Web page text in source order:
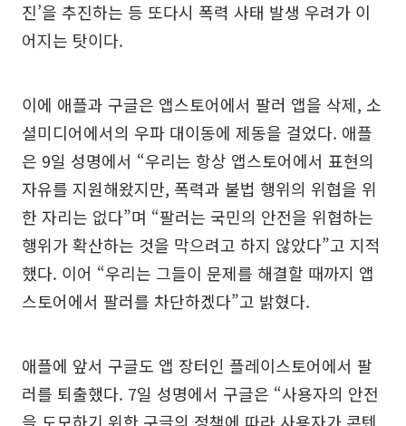
진’을 추진하는 등 또다시 폭력 사태 발생 우려가 이
어지는 탓이다.
이에 애플과 구글은 앱스토어에서 팔러 앱을 삭제, 소
셜미디어에서의 우파 대이동에 제동을 걸었다. 애플
은 9일 성명에서 “우리는 항상 앱스토어에서 표현의
자유를 지원해왔지만, 폭력과 불법 행위의 위협을 위
한 자리는 없다”며 “팔러는 국민의 안전을 위협하는
행위가 확산하는 것을 막으려고 하지 않았다”고 지적
했다. 이어 “우리는 그들이 문제를 해결할 때까지 앱
스토어에서 팔러를 차단하겠다”고 밝혔다.
애플에 앞서 구글도 앱 장터인 플레이스토어에서 팔
러를 퇴출했다. 7일 성명에서 구글은 “사용자의 안전